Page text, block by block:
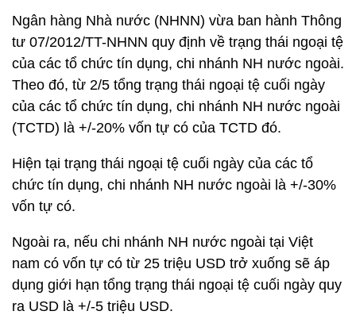
Ngân hàng Nhà nước (NHNN) vừa ban hành Thông
tư 07/2012/TT-NHNN quy định về trạng thái ngoại tệ
của các tổ chức tín dụng, chi nhánh NH nước ngoài.
Theo đó, từ 2/5 tổng trạng thái ngoại tệ cuối ngày
của các tổ chức tín dụng, chi nhánh NH nước ngoài
(TCTD) là +/-20% vốn tự có của TCTD đó.
Hiện tại trạng thái ngoại tệ cuối ngày của các tổ
chức tín dụng, chi nhánh NH nước ngoài là +/-30%
vốn tự có.
Ngoài ra, nếu chi nhánh NH nước ngoài tại Việt
nam có vốn tự có từ 25 triệu USD trở xuống sẽ áp
dụng giới hạn tổng trạng thái ngoại tệ cuối ngày quy
ra USD là +/-5 triệu USD.